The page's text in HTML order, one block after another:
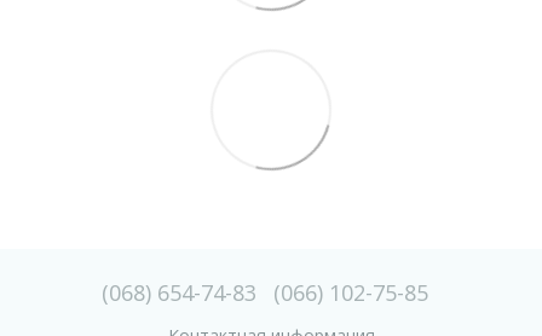
(068) 654-74-83 (066) 102-75-85